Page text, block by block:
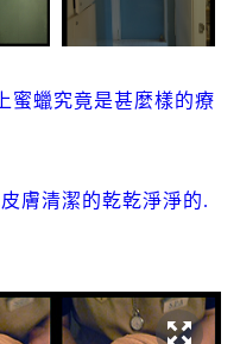
蜜蠟究竟是甚麼樣的療
膚清潔的乾乾淨淨的.